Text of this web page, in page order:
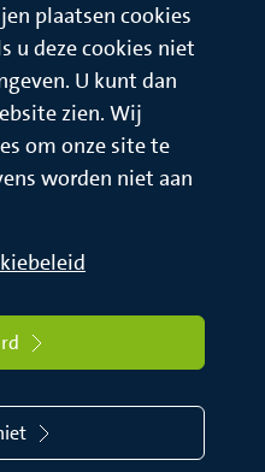
plaatsen cookies
u deze cookies niet
U kunt dan
zien. Wij
om onze site te
worden niet aan